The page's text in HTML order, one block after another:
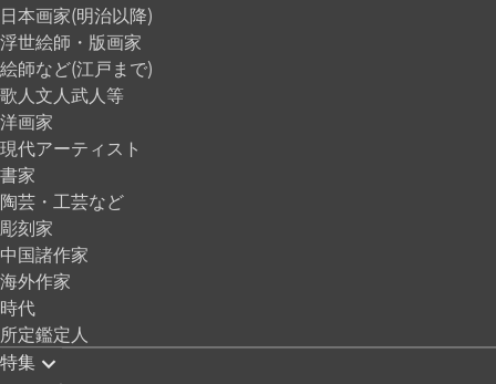
日本画家(明治以降)
浮世絵師・版画家
絵師など(江戸まで)
歌人文人武人等
洋画家
現代アーティスト
書家
陶芸・工芸など
彫刻家
中国諸作家
海外作家
時代
所定鑑定人
特集